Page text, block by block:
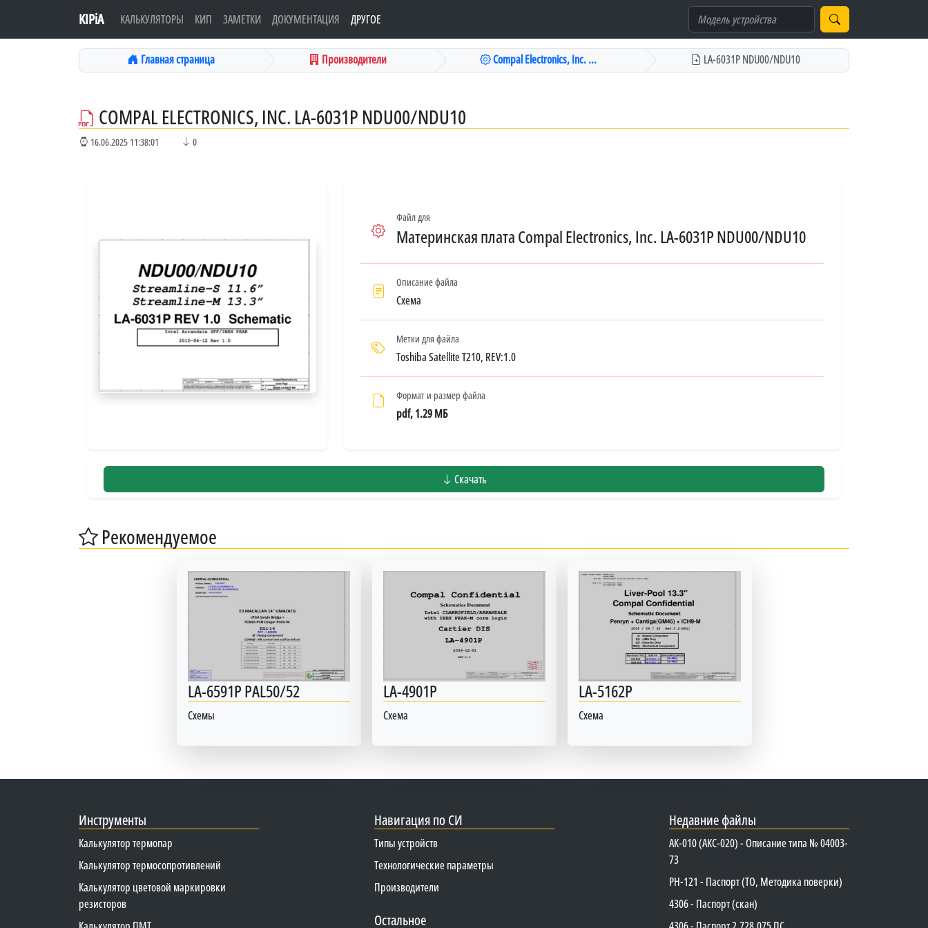
KIPiA КАЛЬКУЛЯТОРЫ КИП ЗАМЕТКИ ДОКУМЕНТАЦИЯ ДРУГОЕ
Главная страница Производители Compal Electronics, Inc. ... LA-6031P NDU00/NDU10
COMPAL ELECTRONICS, INC. LA-6031P NDU00/NDU10
16.06.2025 11:38:01 0
Файл для
Материнская плата Compal Electronics, Inc. LA-6031P NDU00/NDU10
Описание файла
Схема
Метки для файла
Toshiba Satellite T210, REV:1.0
Формат и размер файла
pdf, 1.29 МБ
Скачать
Рекомендуемое
LA-6591P PAL50/52
Схемы
LA-4901P
Схема
LA-5162P
Схема
Инструменты
Калькулятор термопар
Калькулятор термосопротивлений
Калькулятор цветовой маркировки
резисторов
Навигация по СИ
Типы устройств
Технологические параметры
Производители
Остальное
Недавние файлы
АК-010 (АКС-020) - Описание типа № 04003-
73
PH-121 - Паспорт (ТО, Методика поверки)
4306 - Паспорт (скан)